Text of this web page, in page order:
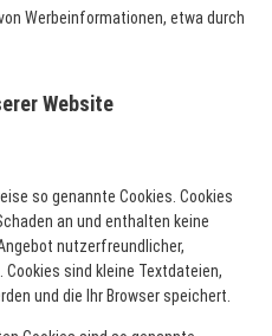
Werbeinformationen, etwa durch
Website
so genannte Cookies. Cookies
an und enthalten keine
nutzerfreundlicher,
sind kleine Textdateien,
und die Ihr Browser speichert.